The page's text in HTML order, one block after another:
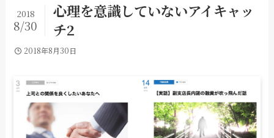
心理を意識していないアイキャッ
チ2
2018
8/30
2018年8月30日